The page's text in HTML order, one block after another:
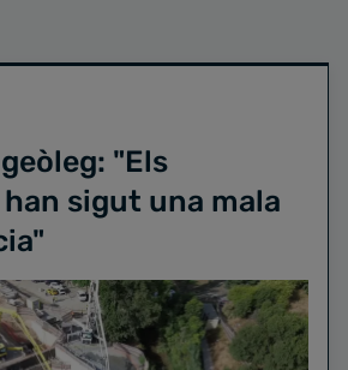
"Els
sigut una mala